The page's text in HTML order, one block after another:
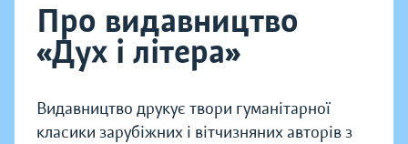
Про видавництво
«Дух і літера»
Видавництво друкує твори гуманітарної
класики зарубіжних і вітчизняних авторів з